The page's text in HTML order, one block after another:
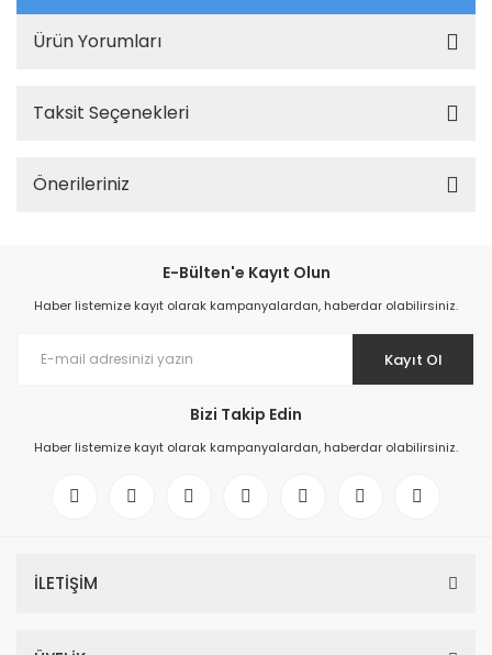
Ürün Yorumları
Taksit Seçenekleri
Önerileriniz
E-Bülten'e Kayıt Olun
Haber listemize kayıt olarak kampanyalardan, haberdar olabilirsiniz.
Kayıt Ol
Bizi Takip Edin
Haber listemize kayıt olarak kampanyalardan, haberdar olabilirsiniz.
İLETİŞİM